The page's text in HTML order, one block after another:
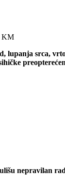
KM
lupanja srca,
nepravilan